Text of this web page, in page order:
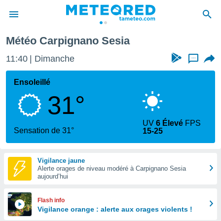
de
Météo Carpignano Sesia
11:40 Dimanche ...
Ensoleillé
31°
Sensation de 31°
UV6 Élevé FPS
15-25
Vigilance jaune
Alerte orages de niveau modéré à Carpignano Sesia
aujourd’hui
Flash info
Vigilance orange : alerte aux orages violents !